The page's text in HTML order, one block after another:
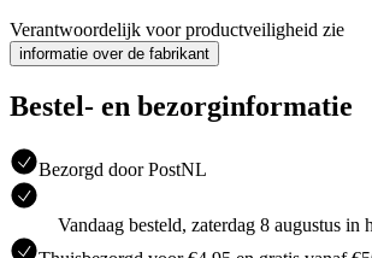
Verantwoordelijk voor productveiligheid zie
informatie over de fabrikant
Bestel- en bezorginformatie
Bezorgd door PostNL
Vandaag besteld, zaterdag 8 augustus in